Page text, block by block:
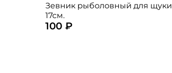
Зевник рыболовный для щуки
17см.
100 ₽